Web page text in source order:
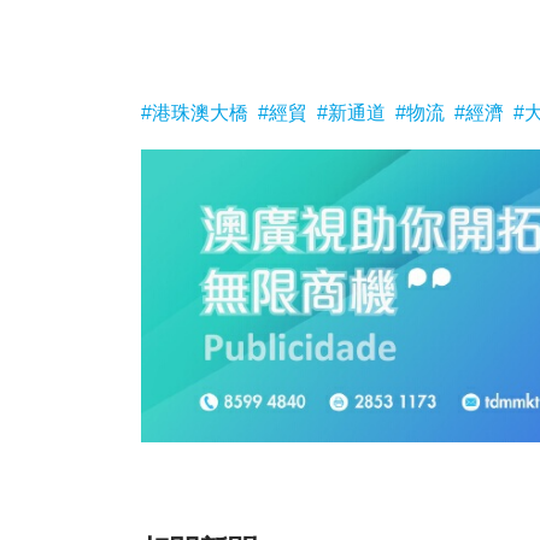
#港珠澳大橋 #經貿 #新通道 #物流 #經濟 #